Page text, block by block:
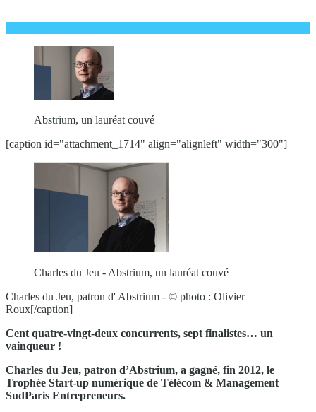
Abstrium, un lauréat couvé
[caption id="attachment_1714" align="alignleft" width="300"]
Charles du Jeu - Abstrium, un lauréat couvé
Charles du Jeu, patron d' Abstrium - © photo : Olivier
Roux[/caption]
Cent quatre-vingt-deux concurrents, sept finalistes… un
vainqueur !
Charles du Jeu, patron d’Abstrium, a gagné, fin 2012, le
Trophée Start-up numérique de Télécom & Management
SudParis Entrepreneurs.